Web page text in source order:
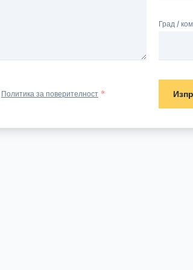
Град /
Политика за поверителност *